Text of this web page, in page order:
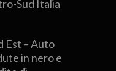
Sud Italia
Est – Auto
in nero e